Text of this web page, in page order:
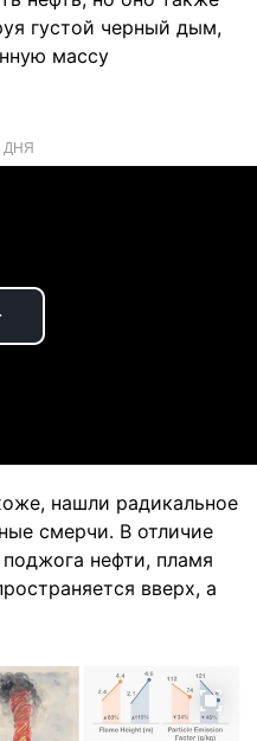
густой черный дым,
массу
ДНЯ
нашли радикальное
смерчи. В отличие
нефти, пламя
вверх, а